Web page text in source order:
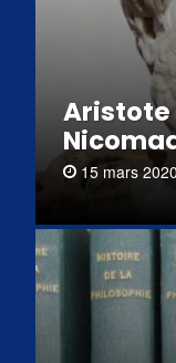
Aristote
15 mars 2020